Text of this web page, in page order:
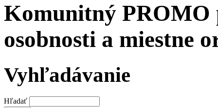
Komunitný
osobnosti a miestne
Vyhľadávanie
Hľadať